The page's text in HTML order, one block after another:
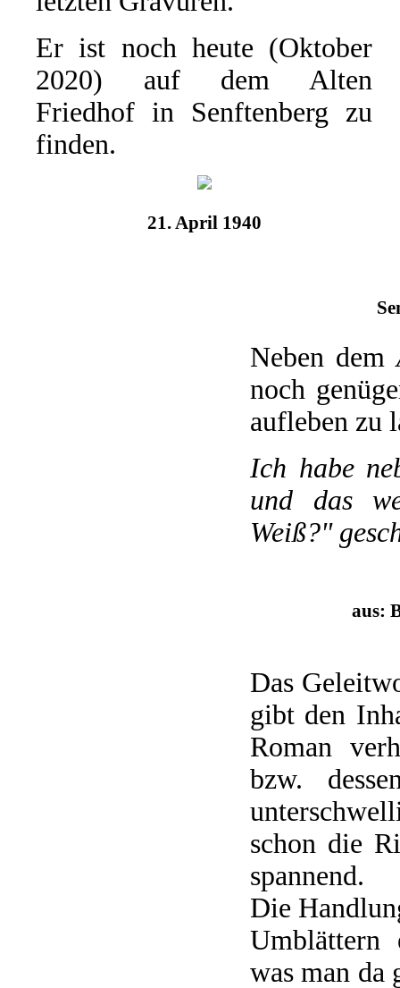
Er ist noch heute (Oktober
2020) auf dem Alten
Friedhof in Senftenberg zu
finden.
21. April 1940
Neben dem
noch
aufleben zu
Ich habe
und das
Weiß?"
aus:
Das
gibt den
Roman
bzw.
schon die
spannend.
Die
Umblättern
was man da